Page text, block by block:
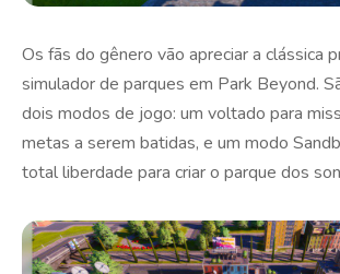
Os fãs do gênero vão apreciar a clássica
simulador de parques em Park Beyond.
dois modos de jogo: um voltado para
metas a serem batidas, e um modo
total liberdade para criar o parque dos